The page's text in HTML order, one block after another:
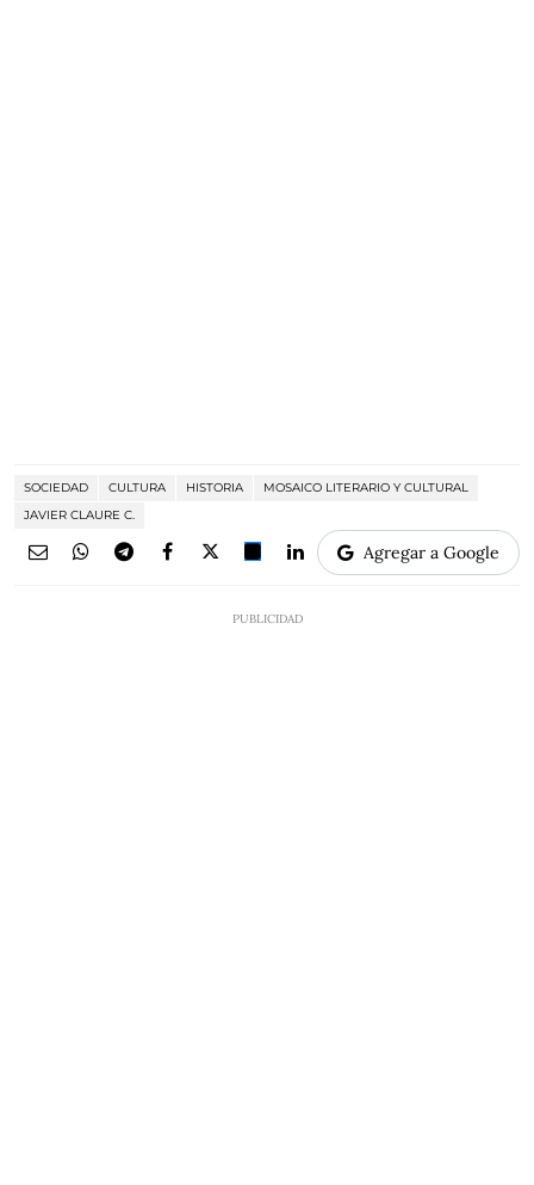
SOCIEDAD CULTURA HISTORIA
MOSAICO LITERARIO Y CULTURAL
JAVIER CLAURE C.
Agregar a Google